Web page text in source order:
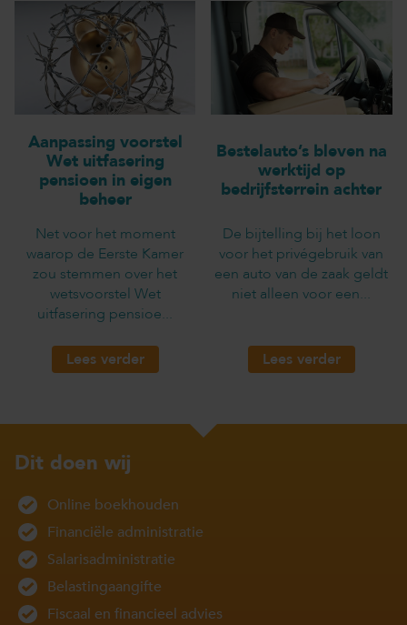
Aanpassing voorstel
Wet uitfasering
pensioen in eigen
beheer
Net voor het moment
waarop de Eerste Kamer
zou stemmen over het
wetsvoorstel Wet
uitfasering pensioe...
Lees verder
Bestelauto’s bleven na
werktijd op
bedrijfsterrein achter
De bijtelling bij het loon
voor het privégebruik van
een auto van de zaak geldt
niet alleen voor een...
Lees verder
Dit doen wij
Online boekhouden
Financiële administratie
Salarisadministratie
Belastingaangifte
Fiscaal en financieel advies